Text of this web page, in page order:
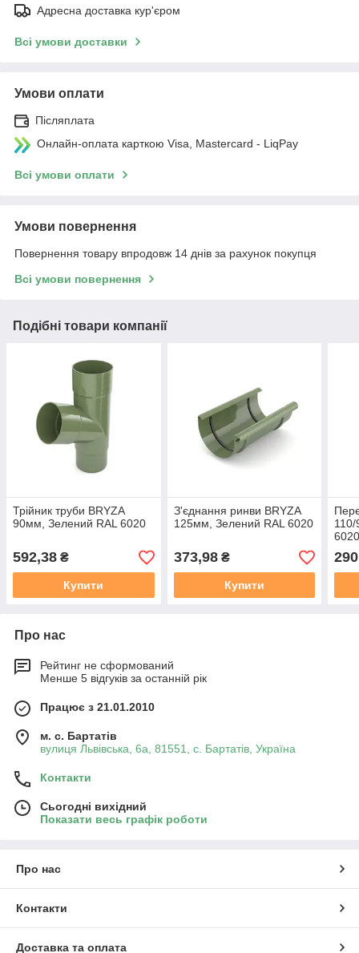
Адресна доставка кур'єром
Всі умови доставки
Умови оплати
Післяплата
Онлайн-оплата карткою Visa, Mastercard - LiqPay
Всі умови оплати
Умови повернення
Повернення товару впродовж 14 днів за рахунок покупця
Всі умови повернення
Подібні товари компанії
Трійник труби BRYZA
90мм, Зелений RAL 6020
592,38 ₴
Купити
З'єднання ринви BRYZA
125мм, Зелений RAL 6020
373,98₴
Купити
290
Про нас
Рейтинг не сформований
Менше 5 відгуків за останній рік
Працює з 21.01.2010
м. с. Бартатів
вулиця Львівська, 6а, 81551, с. Бартатів, Україна
Контакти
Сьогодні вихідний
Показати весь графік роботи
Про нас
Контакти
Доставка та оплата